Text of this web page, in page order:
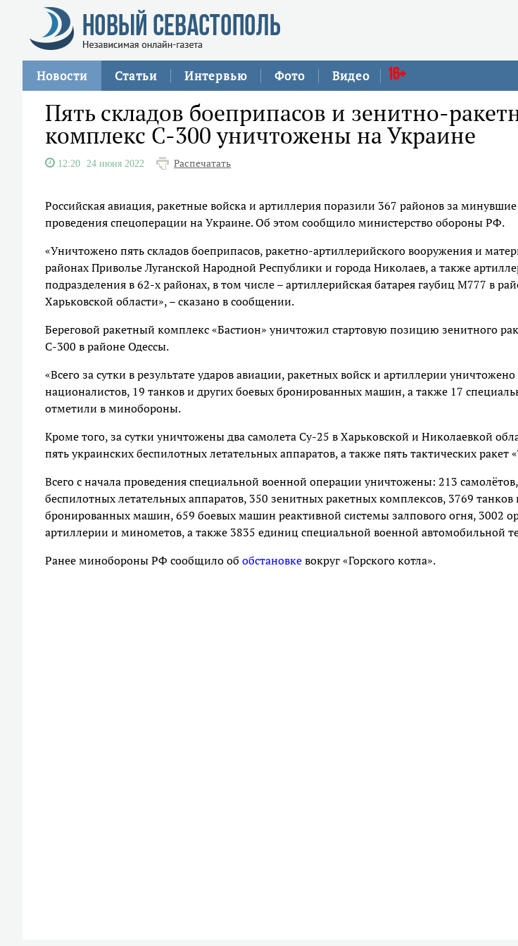
Новости Статьи Интервью Фото Видео 16+
Пять складов боеприпасов и зенитно-
комплекс С-300 уничтожены на Украине
12:20 24 июня 2022 Распечатать
Российская авиация, ракетные войска и артиллерия поразили 367 районов за минувшие
проведения спецоперации на Украине. Об этом сообщило министерство обороны РФ.
«Уничтожено пять складов боеприпасов, ракетно-артиллерийского вооружения и
районах Приволье Луганской Народной Республики и города Николаев, а также
подразделения в 62-х районах, в том числе – артиллерийская батарея гаубиц М777 в
Харьковской области», – сказано в сообщении.
Береговой ракетный комплекс «Бастион» уничтожил стартовую позицию зенитного
С-300 в районе Одессы.
«Всего за сутки в результате ударов авиации, ракетных войск и артиллерии
националистов, 19 танков и других боевых бронированных машин, а также 17
отметили в минобороны.
Кроме того, за сутки уничтожены два самолета Су-25 в Харьковской и Николаевкой
пять украинских беспилотных летательных аппаратов, а также пять тактических ракет
Всего с начала проведения специальной военной операции уничтожены: 213
беспилотных летательных аппаратов, 350 зенитных ракетных комплексов, 3769 танков
бронированных машин, 659 боевых машин реактивной системы залпового огня, 3002
артиллерии и минометов, а также 3835 единиц специальной военной автомобильной
Ранее минобороны РФ сообщило об обстановкевокруг «Горского котла».